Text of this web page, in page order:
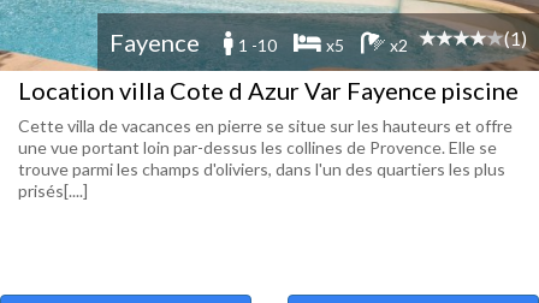
Fayence 1 -10 x5 x2 (1)
Location villa Cote d Azur Var Fayence piscine
Cette villa de vacances en pierre se situe sur les hauteurs et offre
une vue portant loin par-dessus les collines de Provence. Elle se
trouve parmi les champs d'oliviers, dans l'un des quartiers les plus
prisés[....]